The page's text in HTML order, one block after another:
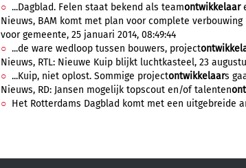
...Dagblad. Felen staat bekend als teamontwikkelaar
Nieuws, BAM komt met plan voor complete
voor gemeente, 25 januari 2014, 08:49:44
...de ware wedloop tussen bouwers, project
Nieuws, RTL: Nieuwe Kuip blijkt luchtkasteel, 23
...Kuip, niet oplost. Sommige projectontwikkelaars
Nieuws, RD: Jansen mogelijk topscout en/of talenten
Het Rotterdams Dagblad komt met een uitgebreide